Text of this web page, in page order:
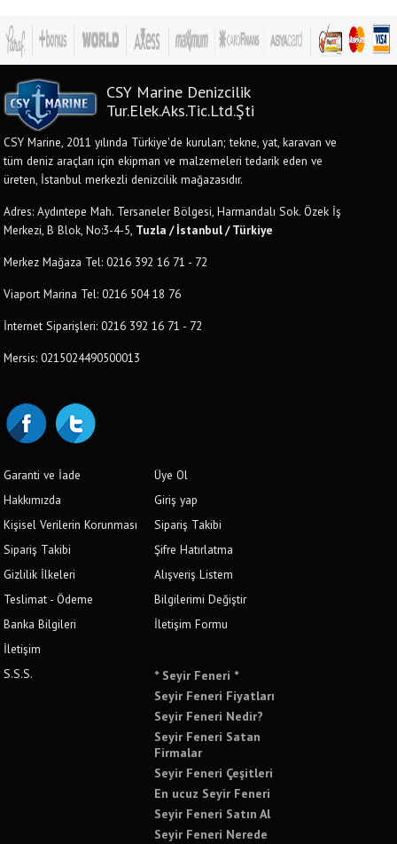
CSY Marine Denizcilik
Tur.Elek.Aks.Tic.Ltd.Şti
CSY Marine, 2011 yılında Türkiye'de kurulan; tekne, yat, karavan ve
tüm deniz araçları için ekipman ve malzemeleri tedarik eden ve
üreten, İstanbul merkezli denizcilik mağazasıdır.
Adres: Aydıntepe Mah. Tersaneler Bölgesi, Harmandalı Sok. Özek İş
Merkezi, B Blok, No:3-4-5, Tuzla / İstanbul / Türkiye
Merkez Mağaza Tel: 0216 392 16 71 - 72
Viaport Marina Tel: 0216 504 18 76
İnternet Siparişleri: 0216 392 16 71 - 72
Mersis: 0215024490500013
Garanti ve İade
Hakkımızda
Kişisel Verilerin Korunması
Sipariş Takibi
Gizlilik İlkeleri
Teslimat - Ödeme
Banka Bilgileri
İletişim
S.S.S.
Üye Ol
Giriş yap
Sipariş Takibi
Şifre Hatırlatma
Alışveriş Listem
Bilgilerimi Değiştir
İletişim Formu
* Seyir Feneri *
Seyir Feneri Fiyatları
Seyir Feneri Nedir?
Seyir Feneri Satan
Firmalar
Seyir Feneri Çeşitleri
En ucuz Seyir Feneri
Seyir Feneri Satın Al
Seyir Feneri Nerede